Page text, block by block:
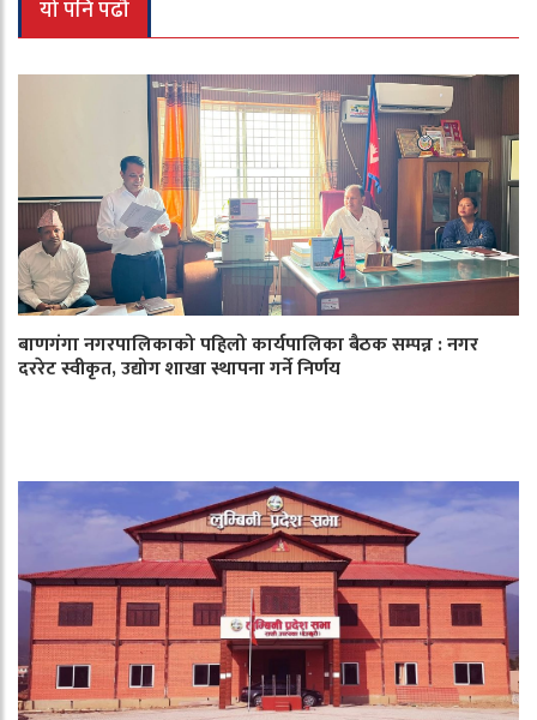
यो पनि पढौँ
बाणगंगा नगरपालिकाको पहिलो कार्यपालिका बैठक सम्पन्न : नगर
दररेट स्वीकृत, उद्योग शाखा स्थापना गर्ने निर्णय